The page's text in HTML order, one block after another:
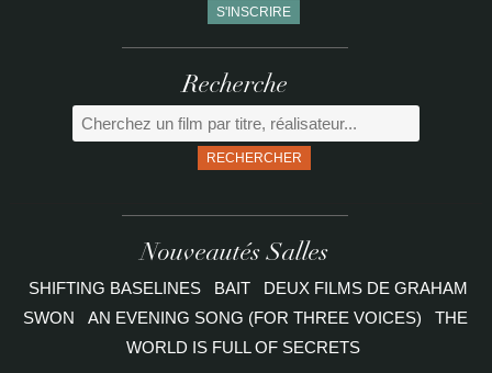
Recherche
RECHERCHER
Nouveautés Salles
SHIFTING BASELINES BAIT
DEUX FILMS DE GRAHAM
SWON
AN EVENING SONG (FOR THREE VOICES)
THE
WORLD IS FULL OF SECRETS